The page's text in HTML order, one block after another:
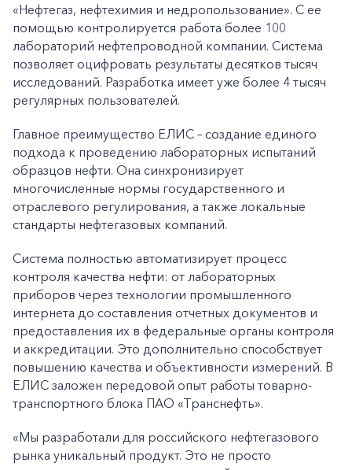
«Нефтегаз, нефтехимия и недропользование». С ее
помощью контролируется работа более 100
лабораторий нефтепроводной компании. Система
позволяет оцифровать результаты десятков тысяч
исследований. Разработка имеет уже более 4 тысяч
регулярных пользователей.
Главное преимущество ЕЛИС – создание единого
подхода к проведению лабораторных испытаний
образцов нефти. Она синхронизирует
многочисленные нормы государственного и
отраслевого регулирования, а также локальные
стандарты нефтегазовых компаний.
Система полностью автоматизирует процесс
контроля качества нефти: от лабораторных
приборов через технологии промышленного
интернета до составления отчетных документов и
предоставления их в федеральные органы контроля
и аккредитации. Это дополнительно способствует
повышению качества и объективности измерений. В
ЕЛИС заложен передовой опыт работы товарно-
транспортного блока ПАО «Транснефть».
«Мы разработали для российского нефтегазового
рынка уникальный продукт. Это не просто